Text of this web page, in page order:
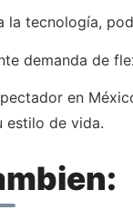
la tecnología,
demanda de
en
estilo de vida.